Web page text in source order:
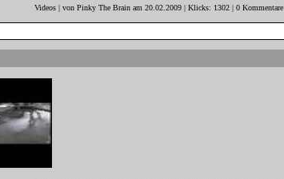
Videos | von Pinky The Brain am 20.02.2009 | Klicks: 1302 | 0 Kommentare